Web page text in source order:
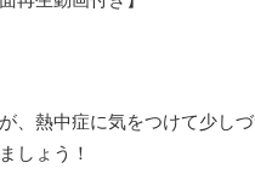
、熱中症に気をつけて少し
しょう！